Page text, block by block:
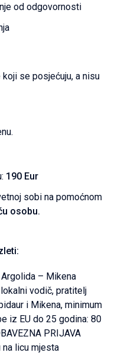
od odgovornosti
se posjećuju, a nisu
190 Eur
sobi na pomoćnom
osobu.
– Mikena
vodič, pratitelj
i Mikena, minimum
iz EU do 25 godina: 80
PRIJAVA
na licu mjesta